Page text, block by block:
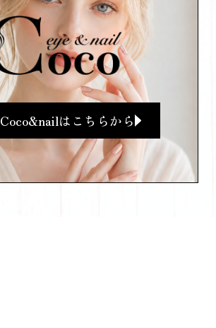
Coco&nailはこちらから